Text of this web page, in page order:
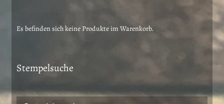
Es befinden sich keine Produkte im Warenkorb.
Stempelsuche
Suche
Suchen